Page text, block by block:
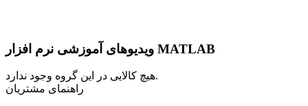
ویدیوهای آموزشی نرم افزار MATLAB
هیچ کالایی در این گروه وجود ندارد.
راهنمای مشتریان